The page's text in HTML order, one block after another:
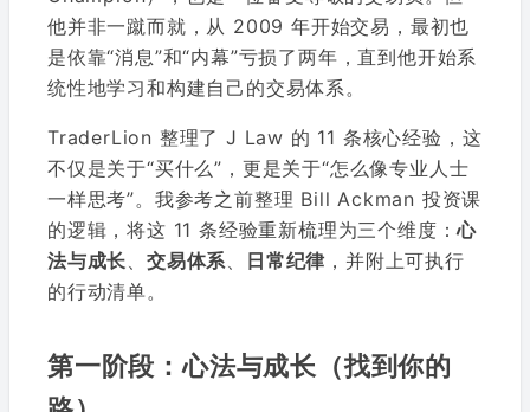
他并非一蹴而就，从 2009 年开始交易，最初也
是依靠“消息”和“内幕”亏损了两年，直到他开始系
统性地学习和构建自己的交易体系。
TraderLion 整理了 J Law 的 11 条核心经验，这
不仅是关于“买什么”，更是关于“怎么像专业人士
一样思考”。我参考之前整理 Bill Ackman 投资课
的逻辑，将这 11 条经验重新梳理为三个维度：心
法与成长、交易体系、 日常纪律 ，并附上可执行
的行动清单。
第一阶段：心法与成长（找到你的